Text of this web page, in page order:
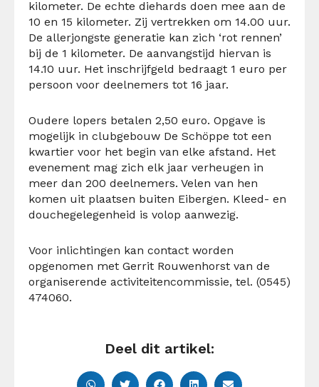
kilometer. De echte diehards doen mee aan de
10 en 15 kilometer. Zij vertrekken om 14.00 uur.
De allerjongste generatie kan zich ‘rot rennen’
bij de 1 kilometer. De aanvangstijd hiervan is
14.10 uur. Het inschrijfgeld bedraagt 1 euro per
persoon voor deelnemers tot 16 jaar.
Oudere lopers betalen 2,50 euro. Opgave is
mogelijk in clubgebouw De Schöppe tot een
kwartier voor het begin van elke afstand. Het
evenement mag zich elk jaar verheugen in
meer dan 200 deelnemers. Velen van hen
komen uit plaatsen buiten Eibergen. Kleed- en
douchegelegenheid is volop aanwezig.
Voor inlichtingen kan contact worden
opgenomen met Gerrit Rouwenhorst van de
organiserende activiteitencommissie, tel. (0545)
474060.
Deel dit artikel: